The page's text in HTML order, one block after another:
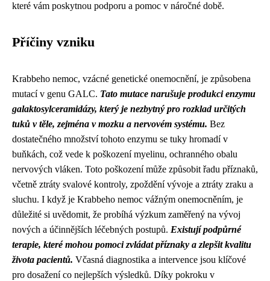
které vám poskytnou podporu a pomoc v náročné době.
Příčiny vzniku
Krabbeho nemoc, vzácné genetické onemocnění, je způsobena
mutací v genu GALC. Tato mutace narušuje produkci enzymu
galaktosylceramidázy, který je nezbytný pro rozklad určitých
tuků v těle, zejména v mozku a nervovém systému. Bez
dostatečného množství tohoto enzymu se tuky hromadí v
buňkách, což vede k poškození myelinu, ochranného obalu
nervových vláken. Toto poškození může způsobit řadu příznaků,
včetně ztráty svalové kontroly, zpoždění vývoje a ztráty zraku a
sluchu. I když je Krabbeho nemoc vážným onemocněním, je
důležité si uvědomit, že probíhá výzkum zaměřený na vývoj
nových a účinnějších léčebných postupů. Existují podpůrné
terapie, které mohou pomoci zvládat příznaky a zlepšit kvalitu
života pacientů. Včasná diagnostika a intervence jsou klíčové
pro dosažení co nejlepších výsledků. Díky pokroku v